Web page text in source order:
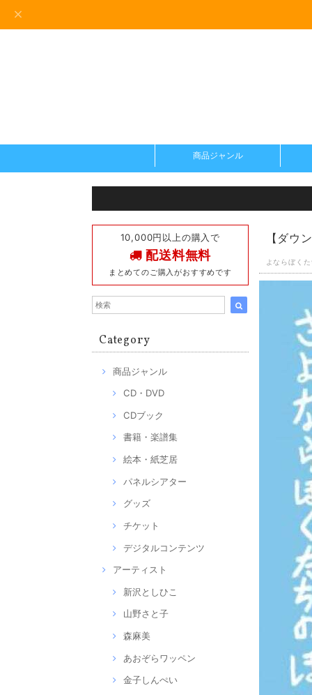
商品ジャンル
10,000円以上の購入で
配送料無料
まとめてのご購入がおすすめです
Category
商品ジャンル
CD・DVD
CDブック
書籍・楽譜集
絵本・紙芝居
パネルシアター
グッズ
チケット
デジタルコンテンツ
アーティスト
新沢としひこ
山野さと子
森麻美
あおぞらワッペン
金子しんぺい
【ダウ
よならぼく